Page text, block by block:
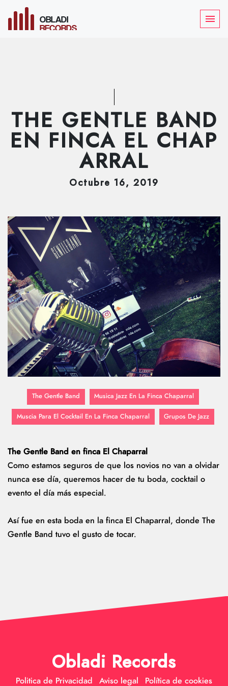
OBLADI
RECORDS
menu
THE GENTLE BAND
EN FINCA EL CHAP
ARRAL
Octubre 16, 2019
The Gentle Band Musica Jazz En La Finca Chaparral
Muscia Para El Cocktail En La Finca Chaparral Grupos De Jazz
The Gentle Band en finca El Chaparral
Como estamos seguros de que los novios no van a olvidar
nunca ese día, queremos hacer de tu boda, cocktail o
evento el día más especial.
Así fue en esta boda en la finca El Chaparral, donde The
Gentle Band tuvo el gusto de tocar.
Obladi Records
Politica de Privacidad Aviso legal Política de cookies